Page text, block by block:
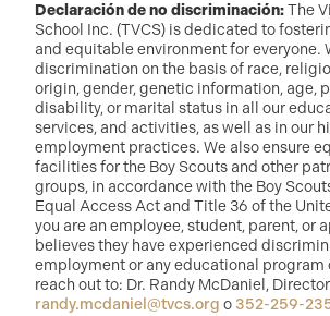
Declaración de no discriminación:The
School Inc. (TVCS) is dedicated to
and equitable environment for everyone.
discrimination on the basis of race,
origin, gender, genetic information, age,
disability, or marital status in all our
services, and activities, as well as in our
employment practices. We also ensure
facilities for the Boy Scouts and other
groups, in accordance with the Boy
Equal Access Act and Title 36 of the
you are an employee, student, parent, or
believes they have experienced
employment or any educational program
reach out to: Dr. Randy McDaniel,
randy.mcdaniel@tvcs.org o 352-259-